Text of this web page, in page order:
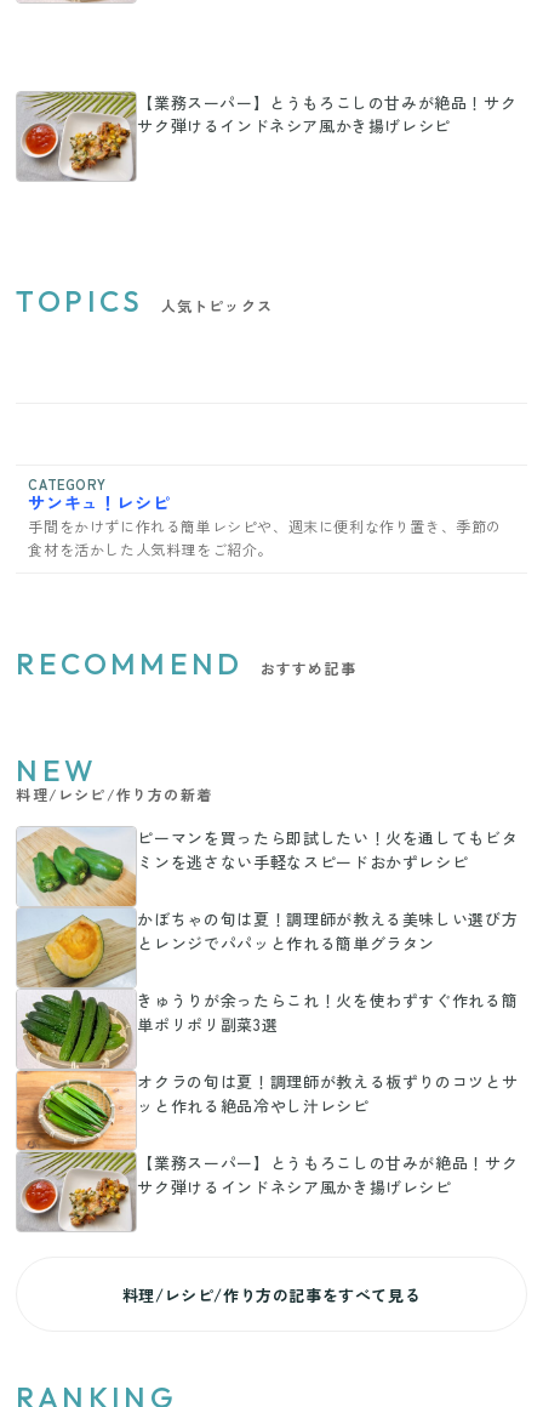
【業務スーパー】とうもろこしの甘みが絶品！サク
サク弾けるインドネシア風かき揚げレシピ
TOPICS 人気トピックス
CATEGORY
サンキュ！レシピ
手間をかけずに作れる簡単レシピや、週末に便利な作り置き、季節の
食材を活かした人気料理をご紹介。
RECOMMEND おすすめ記事
NEW
料理/レシピ/作り方の新着
ピーマンを買ったら即試したい！火を通してもビタ
ミンを逃さない手軽なスピードおかずレシピ
かぼちゃの旬は夏！調理師が教える美味しい選び方
とレンジでパパッと作れる簡単グラタン
きゅうりが余ったらこれ！火を使わずすぐ作れる簡
単ポリポリ副菜3選
オクラの旬は夏！調理師が教える板ずりのコツとサ
ッと作れる絶品冷やし汁レシピ
【業務スーパー】とうもろこしの甘みが絶品！サク
サク弾けるインドネシア風かき揚げレシピ
料理/レシピ/作り方の記事をすべて見る
RANKING